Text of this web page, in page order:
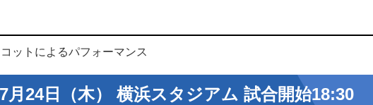
ットによるパフォーマンス
月24日（木） 横浜スタジアム 試合開始18:30